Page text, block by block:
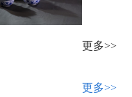
更多>>
更多>>